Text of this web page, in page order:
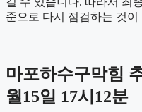
준으로 다시 점검하는 것이
마포하수구막힘
월15일 17시12분